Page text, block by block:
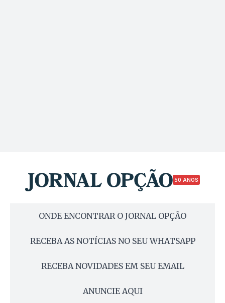
50 ANOS
ONDE ENCONTRAR O JORNAL OPÇÃO
RECEBA AS NOTÍCIAS NO SEU WHATSAPP
RECEBA NOVIDADES EM SEU EMAIL
ANUNCIE AQUI